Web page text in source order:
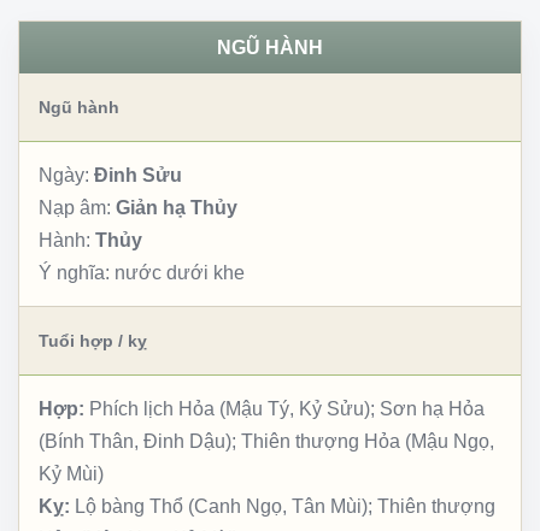
NGŨ HÀNH
Ngũ hành
Ngày: Đinh Sửu
Nạp âm: Giản hạ Thủy
Hành: Thủy
Ý nghĩa: nước dưới khe
Tuổi hợp / kỵ
Hợp: Phích lịch Hỏa (Mậu Tý, Kỷ Sửu); Sơn hạ Hỏa
(Bính Thân, Đinh Dậu); Thiên thượng Hỏa (Mậu Ngọ,
Kỷ Mùi)
Kỵ: Lộ bàng Thổ (Canh Ngọ, Tân Mùi); Thiên thượng